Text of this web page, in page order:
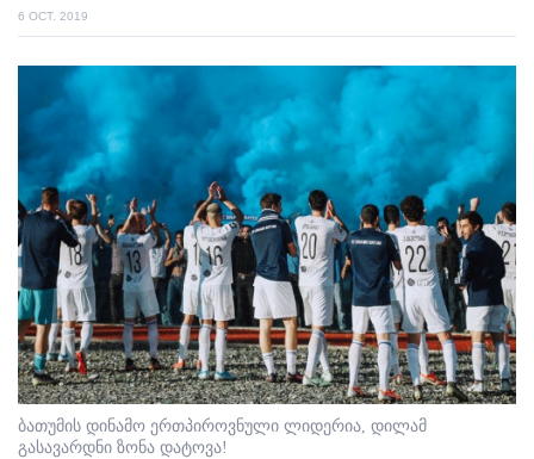
6 OCT. 2019
ბათუმის დინამო ერთპიროვნული ლიდერია, დილამ
გასავარდნი ზონა დატოვა!